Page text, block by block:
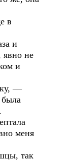
в
и
явно не
и
—
меня
так